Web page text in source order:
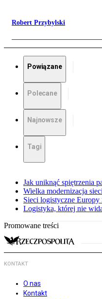
Robert Przybylski
Powiązane
Polecane
Najnowsze
Tagi
Jak uniknąć spiętrzenia
Wielka modernizacja
Sieci logistyczne Europy
Logistyka, której nie
Promowane treści
KONTAKT
O nas
Kontakt